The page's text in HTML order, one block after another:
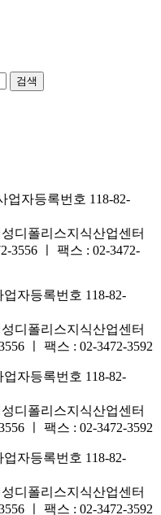
검색
업자등록번호 118-82-
디폴리스지식산업센터
3556 ㅣ 팩스 : 02-3472-
자등록번호 118-82-
디폴리스지식산업센터
ㅣ 팩스 : 02-3472-3592
자등록번호 118-82-
디폴리스지식산업센터
ㅣ 팩스 : 02-3472-3592
자등록번호 118-82-
디폴리스지식산업센터
ㅣ 팩스 : 02-3472-3592